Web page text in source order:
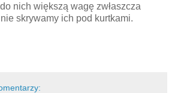
nich większą wagę zwłaszcza
skrywamy ich pod kurtkami.